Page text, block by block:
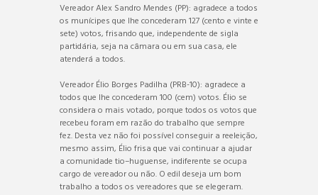
Vereador Alex Sandro Mendes (PP): agradece a todos
os munícipes que lhe concederam 127 (cento e vinte e
sete) votos, frisando que, independente de sigla
partidária, seja na câmara ou em sua casa, ele
atenderá a todos.
Vereador Élio Borges Padilha (PRB-10): agradece a
todos que lhe concederam 100 (cem) votos. Élio se
considera o mais votado, porque todos os votos que
recebeu foram em razão do trabalho que sempre
fez. Desta vez não foi possível conseguir a reeleição,
mesmo assim, Élio frisa que vai continuar a ajudar
a comunidade tio–huguense, indiferente se ocupa
cargo de vereador ou não. O edil deseja um bom
trabalho a todos os vereadores que se elegeram.